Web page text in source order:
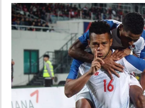
SHOW
MUNDO
INSÓLITAS